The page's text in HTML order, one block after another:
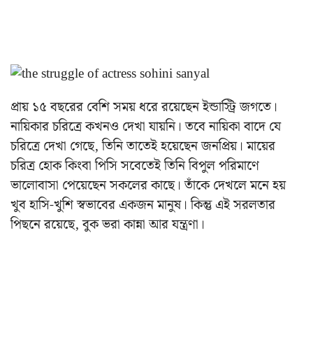
প্রায় ১৫ বছরের বেশি সময় ধরে রয়েছেন ইন্ডাস্ট্রি জগতে।
নায়িকার চরিত্রে কখনও দেখা যায়নি। তবে নায়িকা বাদে যে
চরিত্রে দেখা গেছে, তিনি তাতেই হয়েছেন জনপ্রিয়। মায়ের
চরিত্র হোক কিংবা পিসি সবেতেই তিনি বিপুল পরিমাণে
ভালোবাসা পেয়েছেন সকলের কাছে। তাঁকে দেখলে মনে হয়
খুব হাসি-খুশি স্বভাবের একজন মানুষ। কিন্তু এই সরলতার
পিছনে রয়েছে, বুক ভরা কান্না আর যন্ত্রণা।